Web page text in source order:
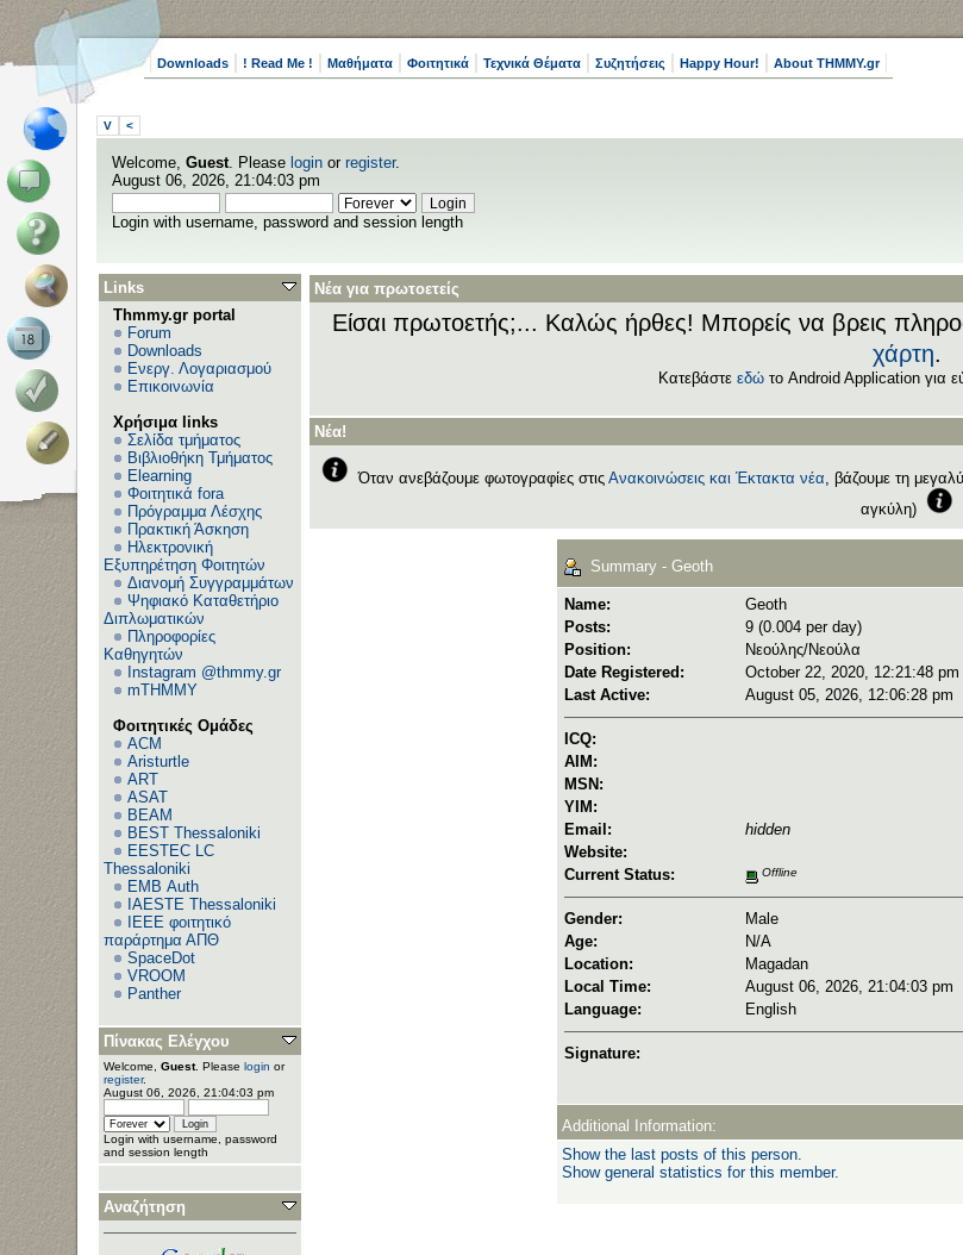
Downloads ! Read Me ! Μαθήματα Φοιτητικά Τεχνικά Θέματα Συζητήσεις Happy Hour! About THMMY.gr
V <
Welcome, Guest. Please login or register.
August 06, 2026, 21:04:03 pm
Login with username, password and session length
Links
Thmmy.gr portal
Forum
Downloads
Ενεργ. Λογαριασμού
Επικοινωνία
Χρήσιμα links
Σελίδα τμήματος
Βιβλιοθήκη Τμήματος
Elearning
Φοιτητικά fora
Πρόγραμμα Λέσχης
Πρακτική Άσκηση
Ηλεκτρονική
Εξυπηρέτηση Φοιτητών
Διανομή Συγγραμμάτων
Ψηφιακό Καταθετήριο
Διπλωματικών
Πληροφορίες
Καθηγητών
Instagram @thmmy.gr
mTHMMY
Φοιτητικές Ομάδες
ACM
Aristurtle
ART
ASAT
BEAM
BEST Thessaloniki
EESTEC LC
Thessaloniki
EΜΒ Auth
IAESTE Thessaloniki
IEEE φοιτητικό
παράρτημα ΑΠΘ
SpaceDot
VROOM
Panther
Πίνακας Ελέγχου
Welcome, Guest. Please login or
register.
August 06, 2026, 21:04:03 pm
Login with username, password
and session length
Αναζήτηση
Νέα για πρωτοετείς
Είσαι πρωτοετής;... Καλώς ήρθες! Μπορείς να βρεις
χάρτη.
Κατεβάστε εδώ το Android Application για
Νέα!
Όταν ανεβάζουμε φωτογραφίες στις Ανακοινώσεις και Έκτακτα νέα, βάζουμε τη
αγκύλη)
Summary - Geoth
Name:
Geoth
Posts:
9 (0.004 per day)
Position:
Νεούλης/Νεούλα
Date Registered:
October 22, 2020, 12:21:48 pm
Last Active:
August 05, 2026, 12:06:28 pm
ICQ:
AIM:
MSN:
YIM:
Email:
hidden
Website:
Current Status:
Offline
Gender:
Male
Age:
N/A
Location:
Magadan
Local Time:
August 06, 2026, 21:04:03 pm
Language:
English
Signature:
Additional Information:
Show the last posts of this person.
Show general statistics for this member.